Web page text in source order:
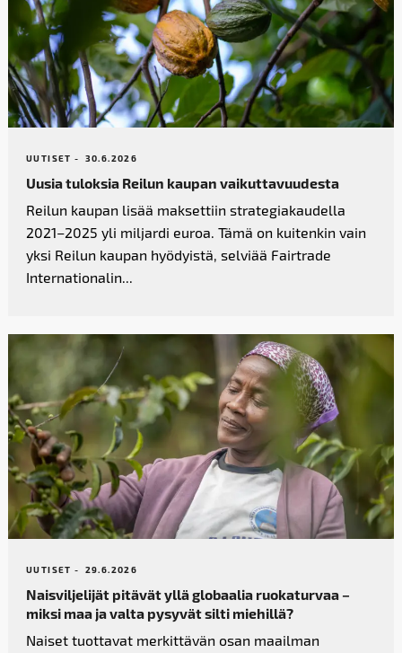
UUTISET - 30.6.2026
Uusia tuloksia Reilun kaupan vaikutta­vuudesta
Reilun kaupan lisää maksettiin strategiakaudella
2021–2025 yli miljardi euroa. Tämä on kuitenkin vain
yksi Reilun kaupan hyödyistä, selviää Fairtrade
Internationalin...
UUTISET - 29.6.2026
Naisviljelijät pitävät yllä globaalia ruokaturvaa –
miksi maa ja valta pysyvät silti miehillä?
Naiset tuottavat merkittävän osan maailman